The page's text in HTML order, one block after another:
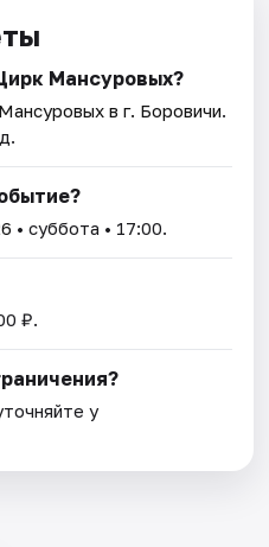
Мансуровых?
в г. Боровичи.
• суббота • 17:00.
₽.
у